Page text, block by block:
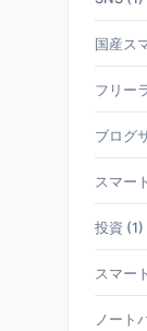
国産ス
フリー
ブログ
スマー
投資 (1)
スマー
ノート